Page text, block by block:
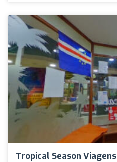
Tropical Season Viagens